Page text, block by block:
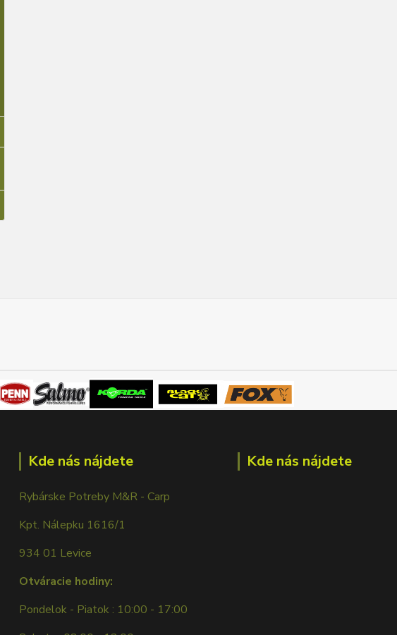
Kde nás nájdete
Rybárske Potreby M&R - Carp
Kpt. Nálepku 1616/1
934 01 Levice
Otváracie hodiny:
Pondelok - Piatok : 10:00 - 17:00
Kde nás nájdete